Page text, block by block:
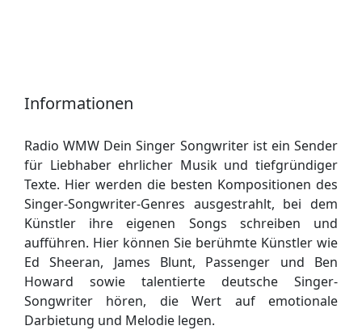
Informationen
Radio WMW Dein Singer Songwriter ist ein Sender
für Liebhaber ehrlicher Musik und tiefgründiger
Texte. Hier werden die besten Kompositionen des
Singer-Songwriter-Genres ausgestrahlt, bei dem
Künstler ihre eigenen Songs schreiben und
aufführen. Hier können Sie berühmte Künstler wie
Ed Sheeran, James Blunt, Passenger und Ben
Howard sowie talentierte deutsche Singer-
Songwriter hören, die Wert auf emotionale
Darbietung und Melodie legen.